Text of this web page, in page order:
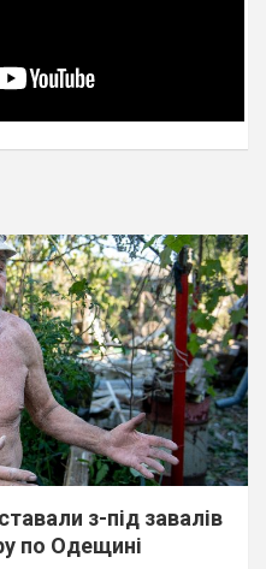
з-під завалів
по Одещині